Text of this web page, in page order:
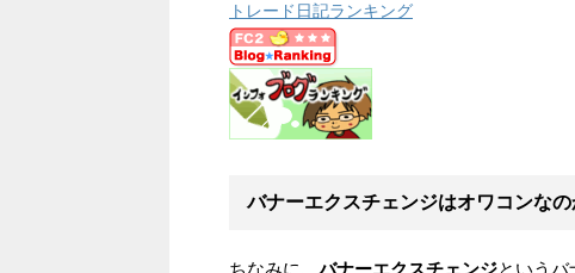
トレード日記ランキング
バナーエクスチェンジはオワコンなの
ちなみに、バナーエクスチェンジという